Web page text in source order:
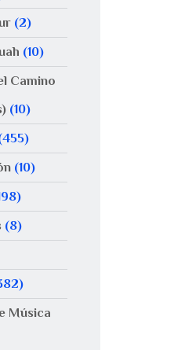
(2)
(10)
Camino
(10)
(10)
(8)
Música